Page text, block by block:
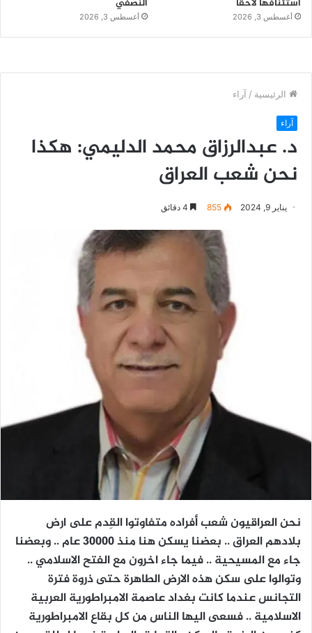
استئنافها لاحقاً
أغسطس 3, 2026
النصفي
أغسطس 3, 2026